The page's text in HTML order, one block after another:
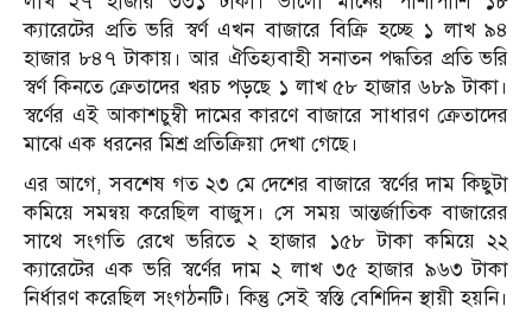
ক্যারেটের প্রতি ভরি স্বর্ণ এখন বাজারে বিক্রি হচ্ছে ১ লাখ ৯৪
হাজার ৮৪৭ টাকায়। আর ঐতিহ্যবাহী সনাতন পদ্ধতির প্রতি ভরি
স্বর্ণ কিনতে ক্রেতাদের খরচ পড়ছে ১ লাখ ৫৮ হাজার ৬৮৯ টাকা।
স্বর্ণের এই আকাশচুম্বী দামের কারণে বাজারে সাধারণ ক্রেতাদের
মাঝে এক ধরনের মিশ্র প্রতিক্রিয়া দেখা গেছে।
এর আগে, সবশেষ গত ২৩ মে দেশের বাজারে স্বর্ণের দাম কিছুটা
কমিয়ে সমন্বয় করেছিল বাজুস। সে সময় আন্তর্জাতিক বাজারের
সাথে সংগতি রেখে ভরিতে ২ হাজার ১৫৮ টাকা কমিয়ে ২২
ক্যারেটের এক ভরি স্বর্ণের দাম ২ লাখ ৩৫ হাজার ৯৬৩ টাকা
নির্ধারণ করেছিল সংগঠনটি। কিন্তু সেই স্বস্তি বেশিদিন স্থায়ী হয়নি।